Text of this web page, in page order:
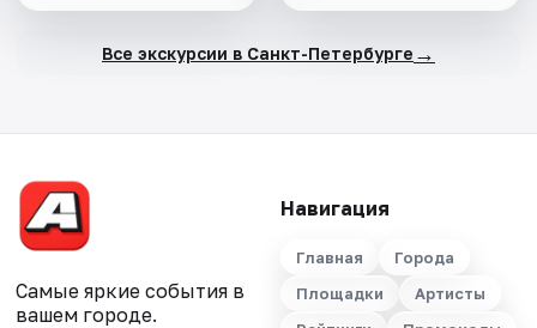
Все экскурсии в Санкт-Петербурге →
Самые яркие события в
вашем городе.
Навигация
Главная
Города
Площадки
Артисты